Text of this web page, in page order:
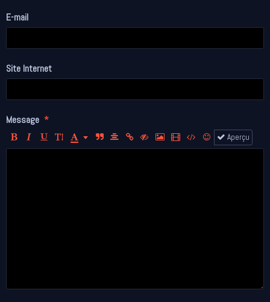
E-mail
Site Internet
Message
Aperçu